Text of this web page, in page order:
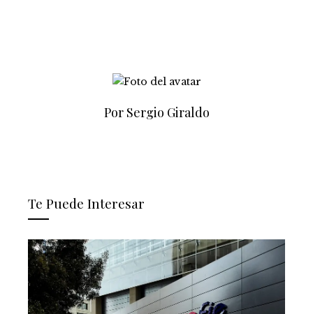
Por Sergio Giraldo
Te Puede Interesar